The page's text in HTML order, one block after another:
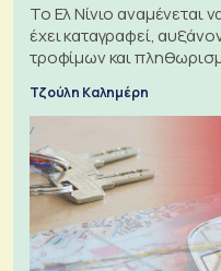
Το Ελ Νίνιο αναμένεται
έχει καταγραφεί,
τροφίμων και
Τζούλη Καλημέρη